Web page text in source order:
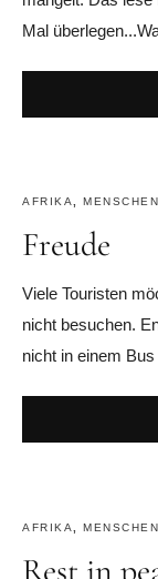
Mal
AFRIKA, MENSCHEN
Freude
Viele Touristen
nicht besuchen.
nicht in einem
AFRIKA MENSCHEN
Rest in